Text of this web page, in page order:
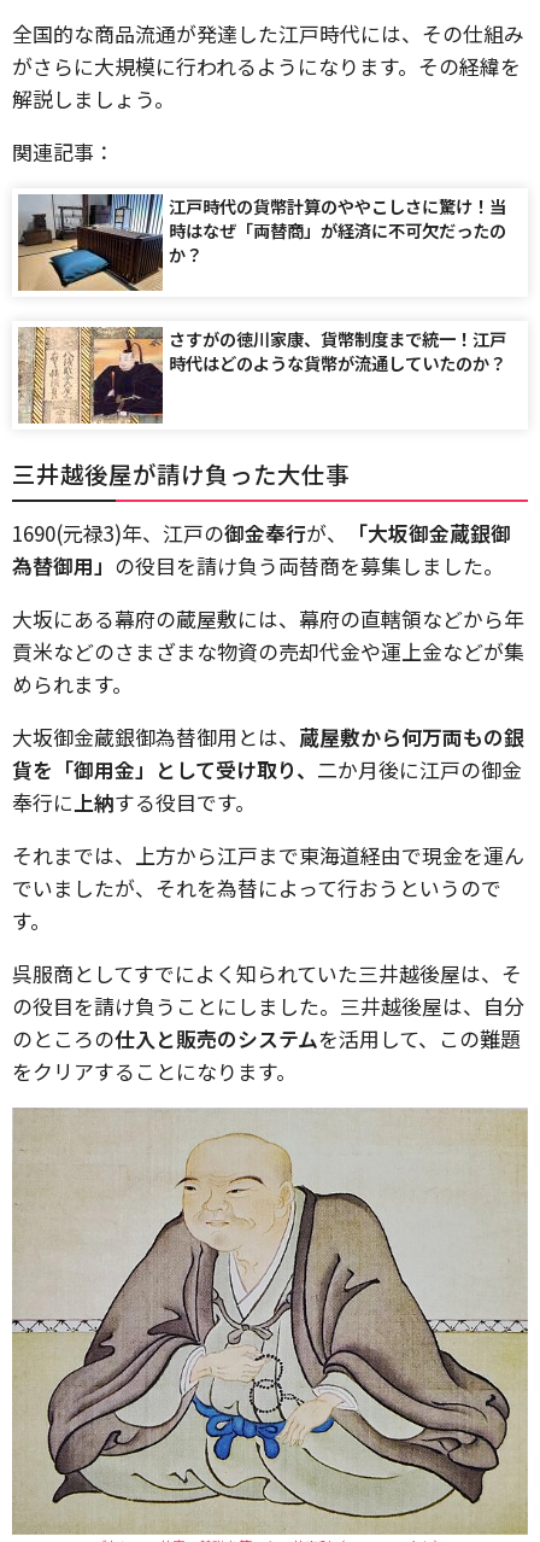
全国的な商品流通が発達した江戸時代には、その仕組み
がさらに大規模に行われるようになります。その経緯を
解説しましょう。
関連記事：
江戸時代の貨幣計算のややこしさに驚け！当
時はなぜ「両替商」が経済に不可欠だったの
か？
さすがの徳川家康、貨幣制度まで統一！江戸
時代はどのような貨幣が流通していたのか？
三井越後屋が請け負った大仕事
1690(元禄3)年、江戸の御金奉行が、
「大坂御金蔵銀御
為替御用」 の役目を請け負う両替商を募集しました。
大坂にある幕府の蔵屋敷には、幕府の直轄領などから年
貢米などのさまざまな物資の売却代金や運上金などが集
められます。
大坂御金蔵銀御為替御用とは、 蔵屋敷から何万両もの銀
貨を「御用金」として受け取り、 二か月後に江戸の御金
奉行に上納する役目です。
それまでは、上方から江戸まで東海道経由で現金を運ん
でいましたが、それを為替によって行おうというので
す。
呉服商としてすでによく知られていた三井越後屋は、そ
の役目を請け負うことにしました。三井越後屋は、自分
のところの仕入と販売のシステムを活用して、この難題
をクリアすることになります。